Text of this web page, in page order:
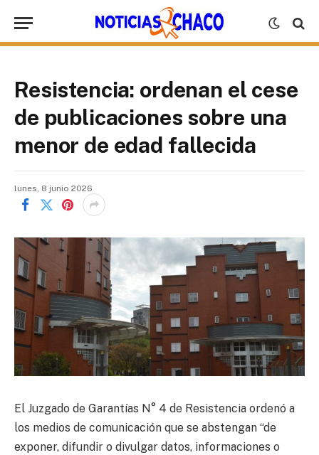
Resistencia: ordenan el cese
de publicaciones sobre una
menor de edad fallecida
lunes, 8 junio 2026
El Juzgado de Garantías N° 4 de Resistencia ordenó a
los medios de comunicación que se abstengan “de
exponer, difundir o divulgar datos, informaciones o